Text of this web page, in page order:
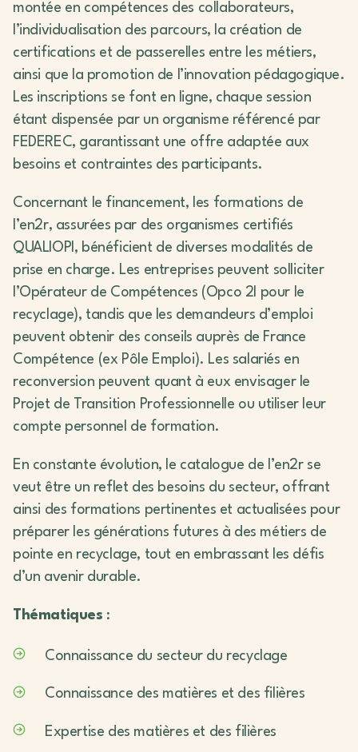
montée en compétences des collaborateurs,
l’individualisation des parcours, la création de
certifications et de passerelles entre les métiers,
ainsi que la promotion de l’innovation pédagogique.
Les inscriptions se font en ligne, chaque session
étant dispensée par un organisme référencé par
FEDEREC, garantissant une offre adaptée aux
besoins et contraintes des participants.
Concernant le financement, les formations de
l’en2r, assurées par des organismes certifiés
QUALIOPI, bénéficient de diverses modalités de
prise en charge. Les entreprises peuvent solliciter
l’Opérateur de Compétences (Opco 2I pour le
recyclage), tandis que les demandeurs d’emploi
peuvent obtenir des conseils auprès de France
Compétence (ex Pôle Emploi). Les salariés en
reconversion peuvent quant à eux envisager le
Projet de Transition Professionnelle ou utiliser leur
compte personnel de formation.
En constante évolution, le catalogue de l’en2r se
veut être un reflet des besoins du secteur, offrant
ainsi des formations pertinentes et actualisées pour
préparer les générations futures à des métiers de
pointe en recyclage, tout en embrassant les défis
d’un avenir durable.
Thématiques :
Connaissance du secteur du recyclage
Connaissance des matières et des filières
Expertise des matières et des filières